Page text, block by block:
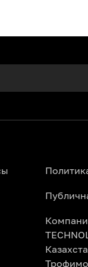
шеф-
ваших
для детей
портале
картой.
уже